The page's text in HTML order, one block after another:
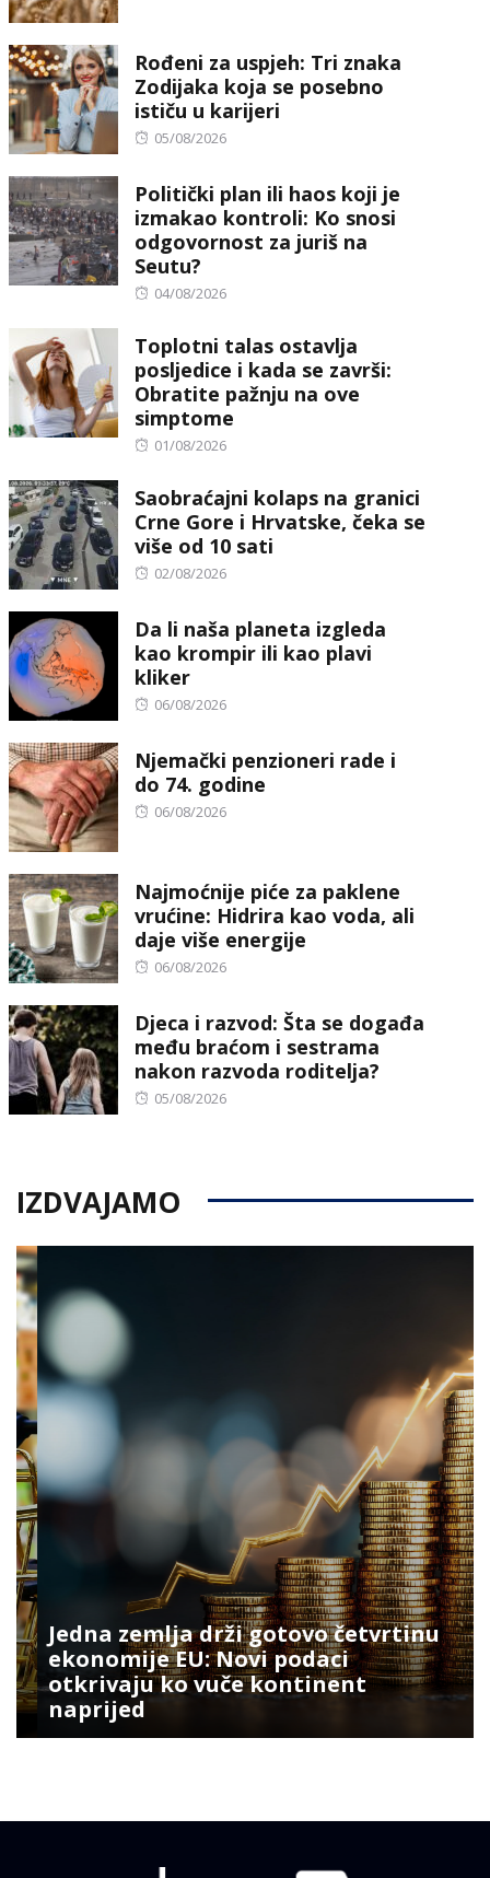
Rođeni za uspjeh: Tri znaka
Zodijaka koja se posebno
ističu u karijeri
Posted
05/08/2026
Politički plan ili haos koji je
izmakao kontroli: Ko snosi
odgovornost za juriš na
Seutu?
Posted
04/08/2026
Toplotni talas ostavlja
posljedice i kada se završi:
Obratite pažnju na ove
simptome
Posted
01/08/2026
Saobraćajni kolaps na granici
Crne Gore i Hrvatske, čeka se
više od 10 sati
Posted
02/08/2026
Da li naša planeta izgleda
kao krompir ili kao plavi
kliker
Posted
06/08/2026
Njemački penzioneri rade i
do 74. godine
Posted
06/08/2026
Najmoćnije piće za paklene
vrućine: Hidrira kao voda, ali
daje više energije
Posted
06/08/2026
Djeca i razvod: Šta se događa
među braćom i sestrama
nakon razvoda roditelja?
Posted
05/08/2026
IZDVAJAMO
Jedna zemlja drži gotovo četvrtinu
ekonomije EU: Novi podaci
otkrivaju ko vuče kontinent
naprijed